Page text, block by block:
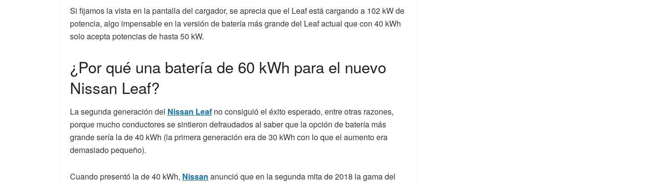
Si fijamos la vista en la pantalla del cargador, se aprecia que el Leaf está cargando a 102 kW de
potencia, algo impensable en la versión de batería más grande del Leaf actual que con 40 kWh
solo acepta potencias de hasta 50 kW.
¿Por qué una batería de 60 kWh para el nuevo
Nissan Leaf?
La segunda generación del Nissan Leaf no consiguió el éxito esperado, entre otras razones,
porque mucho conductores se sintieron defraudados al saber que la opción de batería más
grande sería la de 40 kWh (la primera generación era de 30 kWh con lo que el aumento era
demasiado pequeño).
Cuando presentó la de 40 kWh, Nissan anunció que en la segunda mita de 2018 la gama del